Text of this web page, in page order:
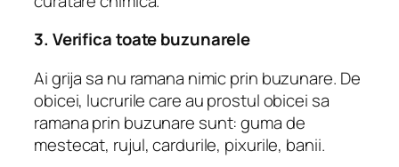
3. Verifica toate buzunarele
Ai grija sa nu ramana nimic prin buzunare. De
obicei, lucrurile care au prostul obicei sa
ramana prin buzunare sunt: guma de
mestecat, rujul, cardurile, pixurile, banii.